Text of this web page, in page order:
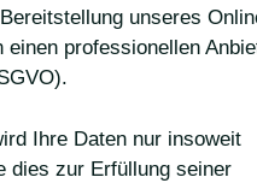
unseres
einen professionellen
Ihre Daten nur insoweit
dies zur Erfüllung seiner